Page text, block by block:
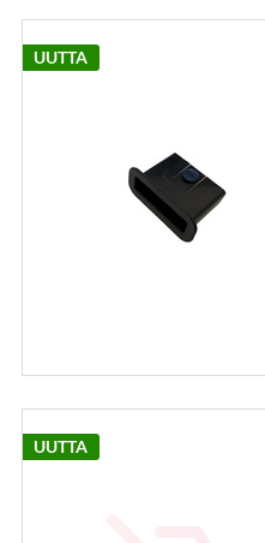
UUTTA
UUTTA